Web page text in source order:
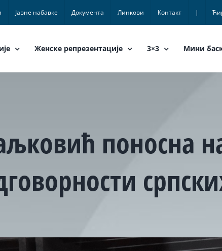
Јавне набавке Документа Линкови Контакт |
Женске репрезентације 3×3 Мини
поносна